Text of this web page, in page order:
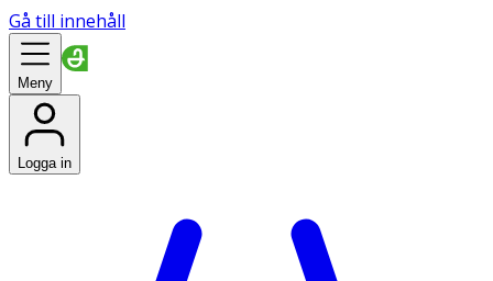
Gå till innehåll
Meny
Logga in